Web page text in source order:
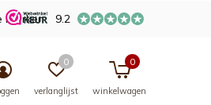
verlanglijst
0
winkelwagen
0
merken 9.2